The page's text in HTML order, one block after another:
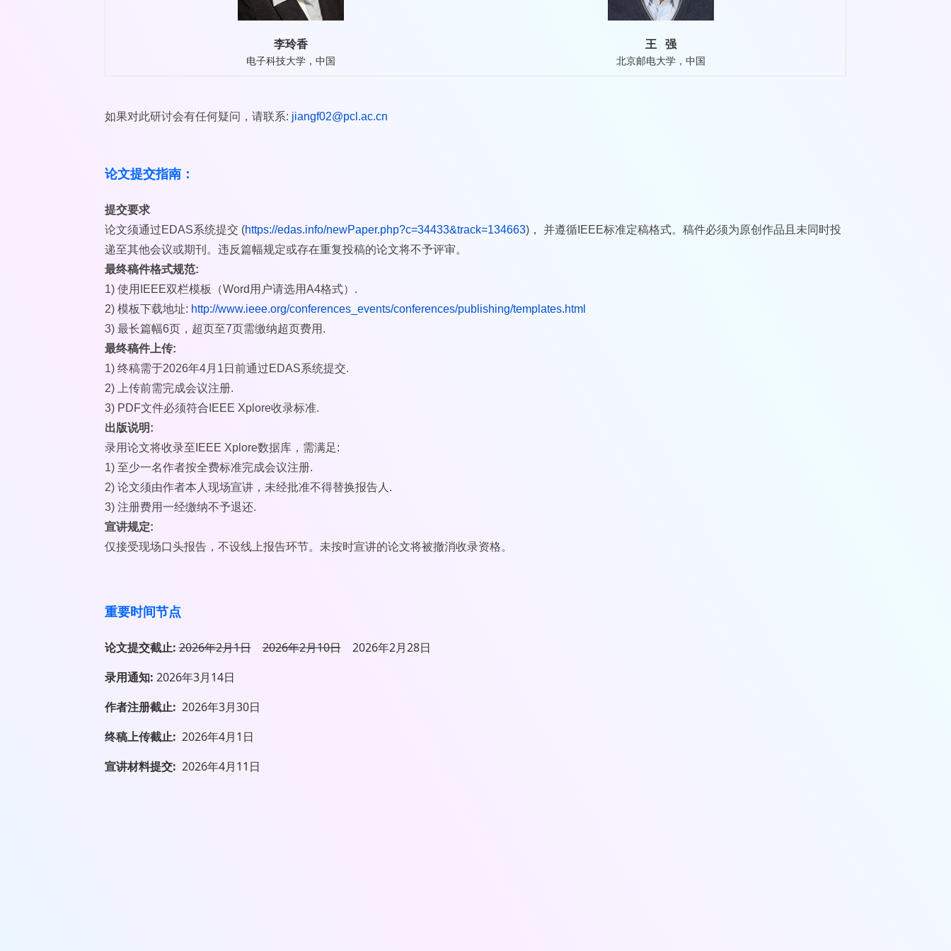
李玲香
电子科技大学，中国
王 强
北京邮电大学，中国
如果对此研讨会有任何疑问，请联系: jiangf02@pcl.ac.cn
论文提交指南：
提交要求
论文须通过EDAS系统提交 (https://edas.info/newPaper.php?c=34433&track=134663)， 并遵循IEEE标准定稿格式。稿件必须为原创作品且未同时投
递至其他会议或期刊。违反篇幅规定或存在重复投稿的论文将不予评审。
最终稿件格式规范:
1) 使用IEEE双栏模板（Word用户请选用A4格式）.
2) 模板下载地址: http://www.ieee.org/conferences_events/conferences/publishing/templates.html
3) 最长篇幅6页，超页至7页需缴纳超页费用.
最终稿件上传:
1) 终稿需于2026年4月1日前通过EDAS系统提交.
2) 上传前需完成会议注册.
3) PDF文件必须符合IEEE Xplore收录标准.
出版说明:
录用论文将收录至IEEE Xplore数据库，需满足:
1) 至少一名作者按全费标准完成会议注册.
2) 论文须由作者本人现场宣讲，未经批准不得替换报告人.
3) 注册费用一经缴纳不予退还.
宣讲规定:
仅接受现场口头报告，不设线上报告环节。未按时宣讲的论文将被撤消收录资格。
重要时间节点
论文提交截止:2026年2月1日 2026年2月10日2026年2月28日
录用通知: 2026年3月14日
作者注册截止: 2026年3月30日
终稿上传截止: 2026年4月1日
宣讲材料提交: 2026年4月11日